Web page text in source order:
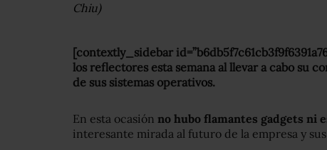
Chiu)
[contextly_sidebar
los reflectores esta semana al llevar a cabo su
de sus sistemas operativos.
En esta ocasión no hubo flamantes gadgets ni
interesante mirada al futuro de la empresa y